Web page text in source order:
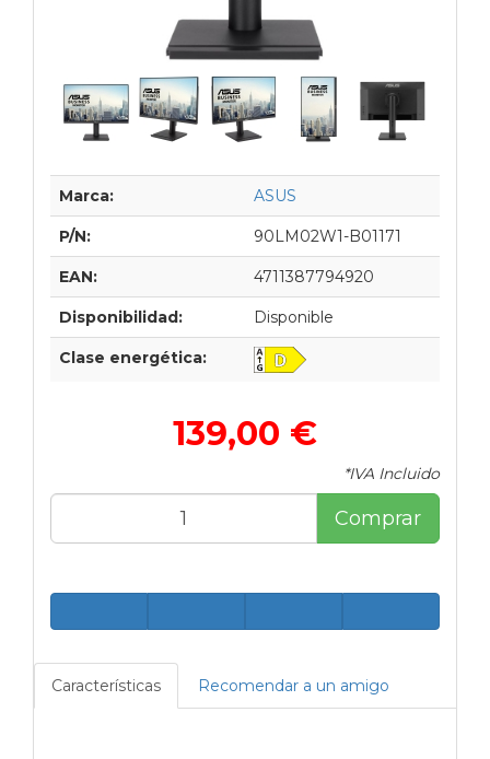
Marca: ASUS
P/N: 90LM02W1-B01171
EAN: 4711387794920
Disponibilidad: Disponible
Clase energética:
139,00 €
*IVA Incluido
Comprar
Características Recomendar a un amigo